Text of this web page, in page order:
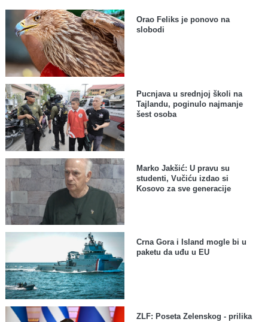
Orao Feliks je ponovo na
slobodi
Pucnjava u srednjoj školi na
Tajlandu, poginulo najmanje
šest osoba
Marko Jakšić: U pravu su
studenti, Vučiću izdao si
Kosovo za sve generacije
Crna Gora i Island mogle bi u
paketu da uđu u EU
ZLF: Poseta Zelenskog - prilika